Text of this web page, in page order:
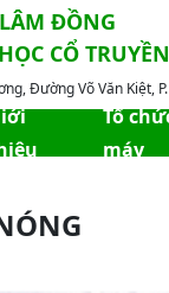
ĐỒNG
CỔ
Đường Võ Văn Kiệt,
Tổ
máy